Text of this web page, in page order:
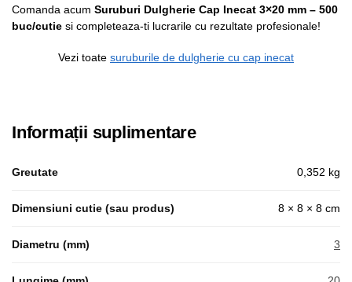
Comanda acum Suruburi Dulgherie Cap Inecat 3×20 mm – 500
buc/cutie si completeaza-ti lucrarile cu rezultate profesionale!
Vezi toate suruburile de dulgherie cu cap inecat
Informații suplimentare
Greutate 0,352 kg
Dimensiuni cutie (sau produs) 8 × 8 × 8 cm
Diametru (mm) 3